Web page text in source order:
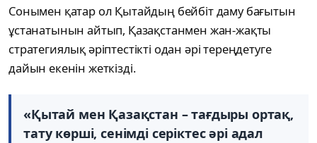
Сонымен қатар ол Қытайдың бейбіт даму бағытын
ұстанатынын айтып, Қазақстанмен жан-жақты
стратегиялық әріптестікті одан әрі тереңдетуге
дайын екенін жеткізді.
«Қытай мен Қазақстан – тағдыры ортақ,
тату көрші, сенімді серіктес әрі адал